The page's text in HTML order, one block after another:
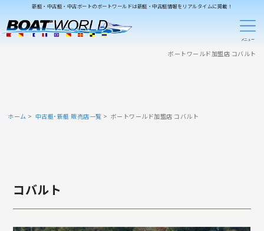
新艇・中古艇・中古ボートのボートワールドは新艇・中古艇情報をリアルタイムに掲載！
ボートワールド加盟店 コバルト
ホーム 中古艇･新艇 販売店一覧 ボートワールド加盟店 コバルト
コバルト